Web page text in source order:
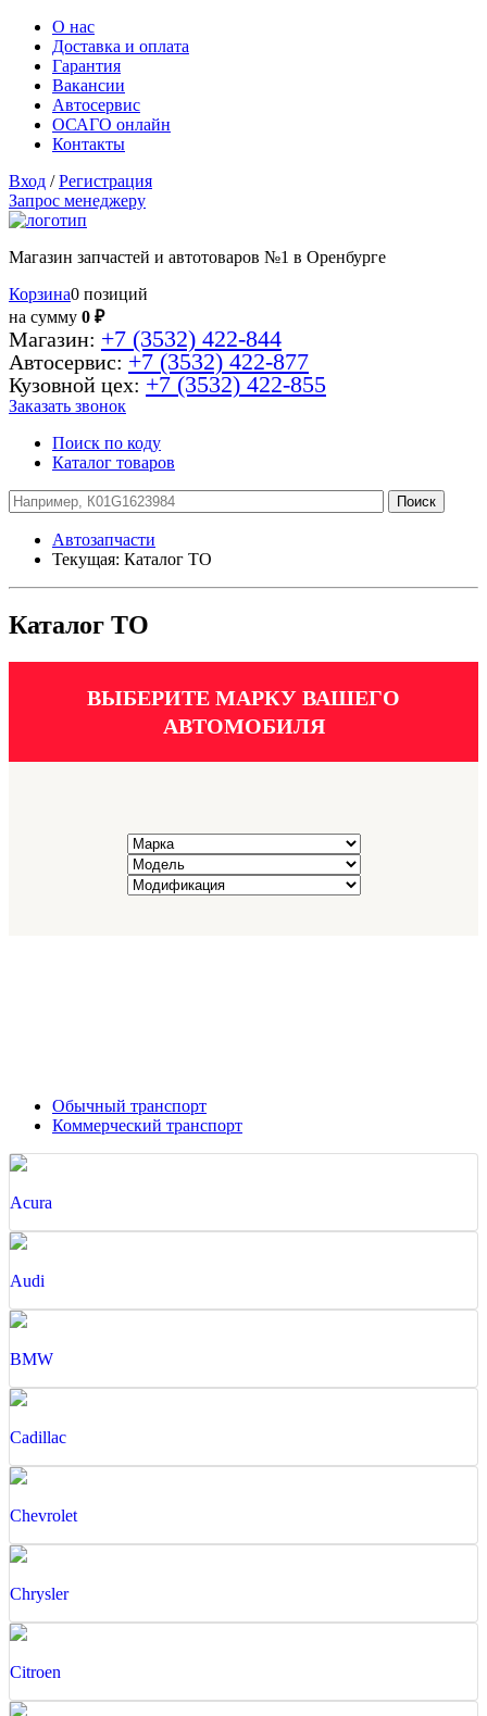
О нас
Доставка и оплата
Гарантия
Вакансии
Автосервис
ОСАГО онлайн
Контакты
Вход / Регистрация
Запрос менеджеру
Магазин запчастей и автотоваров №1 в Оренбурге
Корзина0 позиций
на сумму 0 ₽
Магазин: +7 (3532) 422-844
Автосервис: +7 (3532) 422-877
Кузовной цех: +7 (3532) 422-855
Заказать звонок
Поиск по коду
Каталог товаров
Автозапчасти
Текущая: Каталог ТО
Каталог ТО
ВЫБЕРИТЕ МАРКУ ВАШЕГО
АВТОМОБИЛЯ
Обычный транспорт
Коммерческий транспорт
Acura
Audi
BMW
Cadillac
Chevrolet
Chrysler
Citroen